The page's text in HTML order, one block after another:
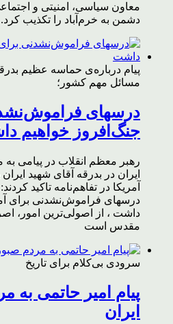
معاون سیاسی، امنیتی و
دشمن به خرم‌آباد را تکذیب کرد.
پیام درباره‌ی حماسه عظیم
مسائل مهم کشور؛
درسهای
جنگ‌افروز خواهیم
رهبر معظم انقلاب در پیامی
ایران در بدرقه آقای شهید
آمریکا در تفاهم‌نامه تاکید کردند:
درسهای فراموش‌نشدنی برای
داشت ، از اصولی‌ترین امور،
مقدس است
سرودی بی‌کلام برای تاریخ
پیام امیر حاتمی به
ایران